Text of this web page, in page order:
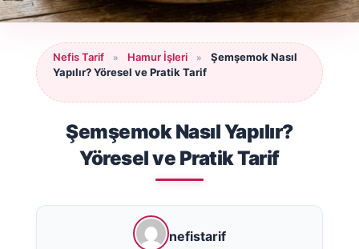
Nefis Tarif » Hamur İşleri »
Şemşemok Nasıl
Yapılır? Yöresel ve Pratik Tarif
Şemşemok Nasıl Yapılır?
Yöresel ve Pratik Tarif
nefistarif